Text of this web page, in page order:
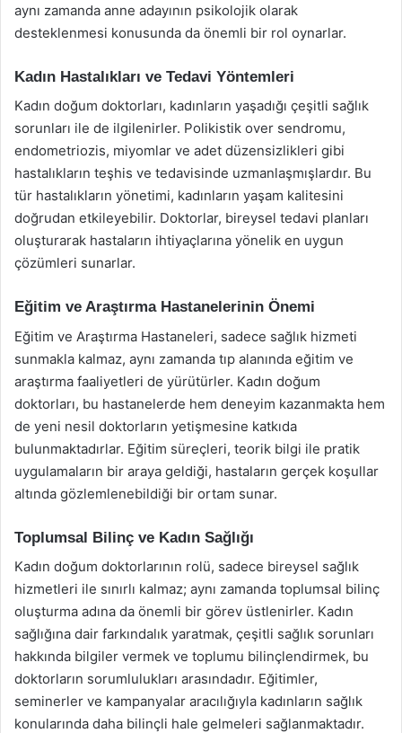
aynı zamanda anne adayının psikolojik olarak
desteklenmesi konusunda da önemli bir rol oynarlar.
Kadın Hastalıkları ve Tedavi Yöntemleri
Kadın doğum doktorları, kadınların yaşadığı çeşitli sağlık
sorunları ile de ilgilenirler. Polikistik over sendromu,
endometriozis, miyomlar ve adet düzensizlikleri gibi
hastalıkların teşhis ve tedavisinde uzmanlaşmışlardır. Bu
tür hastalıkların yönetimi, kadınların yaşam kalitesini
doğrudan etkileyebilir. Doktorlar, bireysel tedavi planları
oluşturarak hastaların ihtiyaçlarına yönelik en uygun
çözümleri sunarlar.
Eğitim ve Araştırma Hastanelerinin Önemi
Eğitim ve Araştırma Hastaneleri, sadece sağlık hizmeti
sunmakla kalmaz, aynı zamanda tıp alanında eğitim ve
araştırma faaliyetleri de yürütürler. Kadın doğum
doktorları, bu hastanelerde hem deneyim kazanmakta hem
de yeni nesil doktorların yetişmesine katkıda
bulunmaktadırlar. Eğitim süreçleri, teorik bilgi ile pratik
uygulamaların bir araya geldiği, hastaların gerçek koşullar
altında gözlemlenebildiği bir ortam sunar.
Toplumsal Bilinç ve Kadın Sağlığı
Kadın doğum doktorlarının rolü, sadece bireysel sağlık
hizmetleri ile sınırlı kalmaz; aynı zamanda toplumsal bilinç
oluşturma adına da önemli bir görev üstlenirler. Kadın
sağlığına dair farkındalık yaratmak, çeşitli sağlık sorunları
hakkında bilgiler vermek ve toplumu bilinçlendirmek, bu
doktorların sorumlulukları arasındadır. Eğitimler,
seminerler ve kampanyalar aracılığıyla kadınların sağlık
konularında daha bilinçli hale gelmeleri sağlanmaktadır.